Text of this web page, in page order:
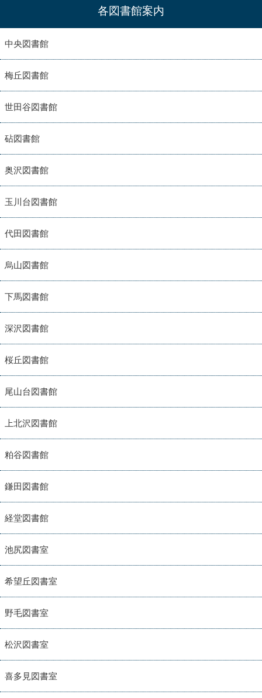
各図書館案内
中央図書館
梅丘図書館
世田谷図書館
砧図書館
奥沢図書館
玉川台図書館
代田図書館
烏山図書館
下馬図書館
深沢図書館
桜丘図書館
尾山台図書館
上北沢図書館
粕谷図書館
鎌田図書館
経堂図書館
池尻図書室
希望丘図書室
野毛図書室
松沢図書室
喜多見図書室